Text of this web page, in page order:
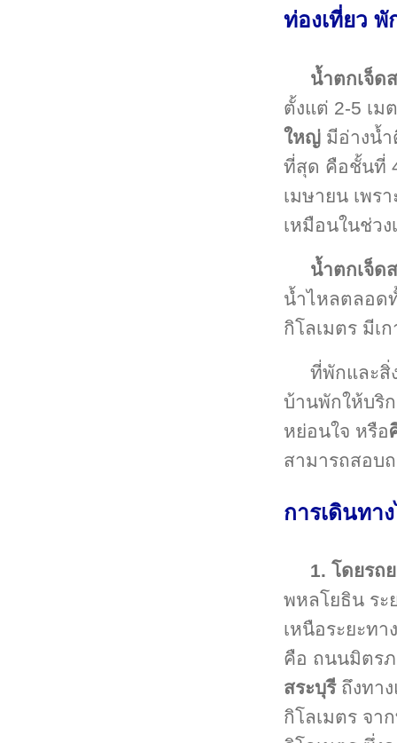
ท่องเที่ยว
น้ำตกเจ็ด
ตั้งแต่ 2-5 เ
ใหญ่ มีอ่างน้
ที่สุด คือชั้นที่
เมษายน เพร
เหมือนในช่ว
น้ำตกเจ็ด
น้ำไหลตลอด
กิโลเมตร มีเ
ที่พักและสิ่
บ้านพักให้บริ
หย่อนใจ หรือ
สามารถสอบ
การเดินทา
1. โดยรถ
พหลโยธิน ระ
เหนือระยะทา
คือ ถนนมิตรภ
สระบุรีถึงทาง
กิโลเมตร จา